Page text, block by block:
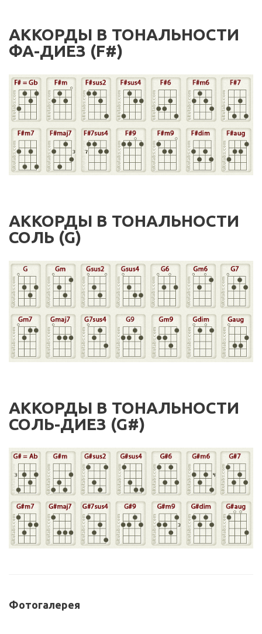
АККОРДЫ В ТОНАЛЬНОСТИ
ФА-ДИЕЗ (F#)
АККОРДЫ В ТОНАЛЬНОСТИ
СОЛЬ (G)
АККОРДЫ В ТОНАЛЬНОСТИ
СОЛЬ-ДИЕЗ (G#)
Фотогалерея